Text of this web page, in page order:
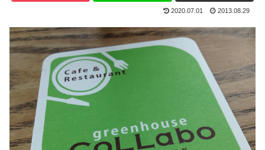
2020.07.01 2013.08.29